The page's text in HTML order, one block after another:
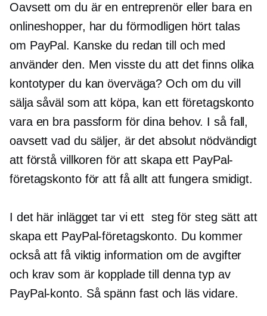
Oavsett om du är en entreprenör eller bara en
onlineshopper, har du förmodligen hört talas
om PayPal. Kanske du redan till och med
använder den. Men visste du att det finns olika
kontotyper du kan överväga? Och om du vill
sälja såväl som att köpa, kan ett företagskonto
vara en bra passform för dina behov. I så fall,
oavsett vad du säljer, är det absolut nödvändigt
att förstå villkoren för att skapa ett PayPal-
företagskonto för att få allt att fungera smidigt.
I det här inlägget tar vi ett steg för steg sätt att
skapa ett PayPal-företagskonto. Du kommer
också att få viktig information om de avgifter
och krav som är kopplade till denna typ av
PayPal-konto. Så spänn fast och läs vidare.